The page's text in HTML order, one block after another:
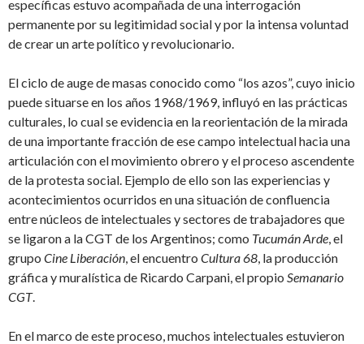
específicas estuvo acompañada de una interrogación
permanente por su legitimidad social y por la intensa voluntad
de crear un arte político y revolucionario.
El ciclo de auge de masas conocido como “los azos”, cuyo inicio
puede situarse en los años 1968/1969, influyó en las prácticas
culturales, lo cual se evidencia en la reorientación de la mirada
de una importante fracción de ese campo intelectual hacia una
articulación con el movimiento obrero y el proceso ascendente
de la protesta social. Ejemplo de ello son las experiencias y
acontecimientos ocurridos en una situación de confluencia
entre núcleos de intelectuales y sectores de trabajadores que
se ligaron a la CGT de los Argentinos; como Tucumán Arde, el
grupo Cine Liberación, el encuentro Cultura 68, la producción
gráfica y muralística de Ricardo Carpani, el propio Semanario
CGT.
En el marco de este proceso, muchos intelectuales estuvieron